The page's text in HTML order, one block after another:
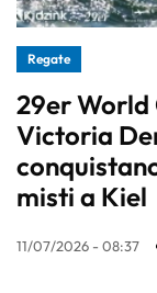
Regate
29er World
Victoria
misti a Kiel
11/07/2026 - 08:37